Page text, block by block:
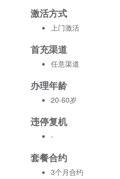
激活方式
上门激活
首充渠道
任意渠道
办理年龄
20-60岁
违停复机
-
套餐合约
3个月合约